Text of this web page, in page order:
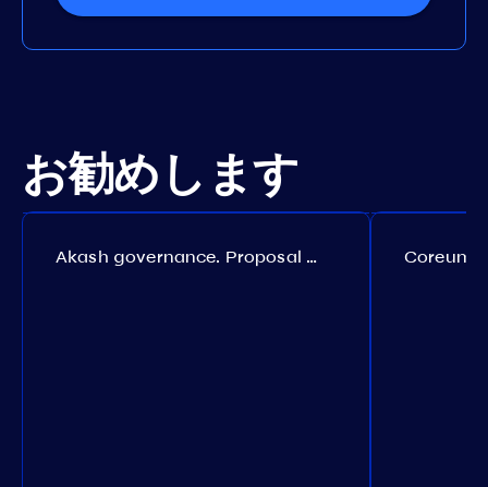
お勧めします
Akash governance. Proposal №308